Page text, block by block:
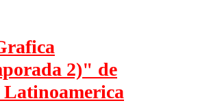
2)" de